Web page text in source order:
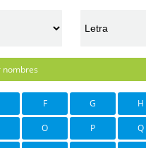
nombres
F G H
O P Q